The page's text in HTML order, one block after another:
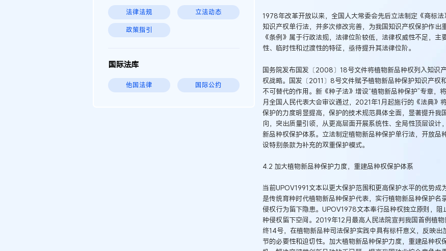
法律法规 立法动态
政策指引
国际法库
他国法律 国际公约
1978年改革开放以来，全国人大常委会先后立法制定《商标
知识产权单行法，并多次修改完善，为我国知识产权保护作
《条例》属于行政法规，法律位阶较低，法律权威性不足，
性、临时性和过渡性的特征，亟待提升其法律位阶。
国务院发布国发〔2008〕18号文件将植物新品种权列入知识
权战略。国发〔2011〕8号文件赋予植物新品种保护知识产权
不可替代的作用。新《种子法》增设“植物新品种保护”专章
月全国人民代表大会审议通过，2021年1月起施行的《法典》
保护的力度明显提高，保护的技术规范具体全面，显著提升
向，突出质量引领，从更高层面开展系统性、全局性顶层设
新品种权保护体系。立法制定植物新品种保护单行法，开放
设特别条款为补充的双重保护模式。
4.2 加大植物新品种保护力度，重建品种权保护体系
当前UPOV1991文本以更大保护范围和更高保护水平的优势
是传统育种时代植物新品种保护代表，实行植物新品种保护
侵权行为留下隐患。UPOV1978文本奉行品种权独立原则，
种侵权留下空间。2019年12月最高人民法院宣判我国首例植
终14号，在植物新品种司法保护实践中具有标杆意义，反映
节的必要性和迫切性。加大植物新品种保护力度，重建品种权